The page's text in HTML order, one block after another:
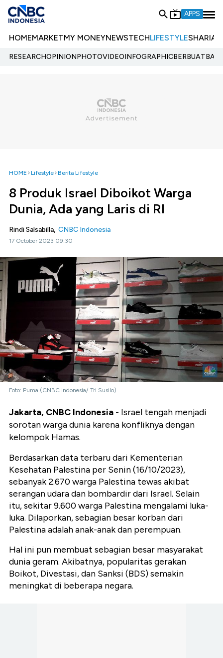
APPS
HOMEMARKETMY MONEYNEWSTECHLIFESTYLESHARIA
RESEARCHOPINIONPHOTOVIDEOINFOGRAPHIC
HOME Lifestyle Berita Lifestyle
8 Produk Israel Diboikot Warga
Dunia, Ada yang Laris di RI
Rindi Salsabilla, CNBC Indonesia
17 October 2023 09:30
Foto: Puma (CNBC Indonesia/ Tri Susilo)
Jakarta, CNBC Indonesia - Israel tengah menjadi
sorotan warga dunia karena konfliknya dengan
kelompok Hamas.
Berdasarkan data terbaru dari Kementerian
Kesehatan Palestina per Senin (16/10/2023),
sebanyak 2.670 warga Palestina tewas akibat
serangan udara dan bombardir dari Israel. Selain
itu, sekitar 9.600 warga Palestina mengalami luka-
luka. Dilaporkan, sebagian besar korban dari
Palestina adalah anak-anak dan perempuan.
Hal ini pun membuat sebagian besar masyarakat
dunia geram. Akibatnya, popularitas gerakan
Boikot, Divestasi, dan Sanksi (BDS) semakin
meningkat di beberapa negara.